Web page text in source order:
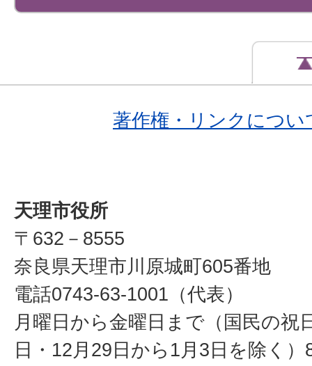
著作権・リンクについ
天理市役所
〒632－8555
奈良県天理市川原城町605番地
電話0743-63-1001（代表）
月曜日から金曜日まで（国民の祝
日・12月29日から1月3日を除く